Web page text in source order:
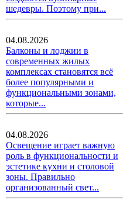
шедевры. Поэтому при...
04.08.2026
Балконы и лоджии в
современных жилых
комплексах становятся всё
более популярными и
функциональными зонами,
которые...
04.08.2026
Освещение играет важную
роль в функциональности и
эстетике кухни и столовой
зоны. Правильно
организованный свет...